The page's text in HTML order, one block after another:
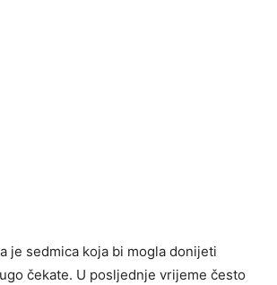
je sedmica koja bi mogla donijeti
čekate. U posljednje vrijeme često